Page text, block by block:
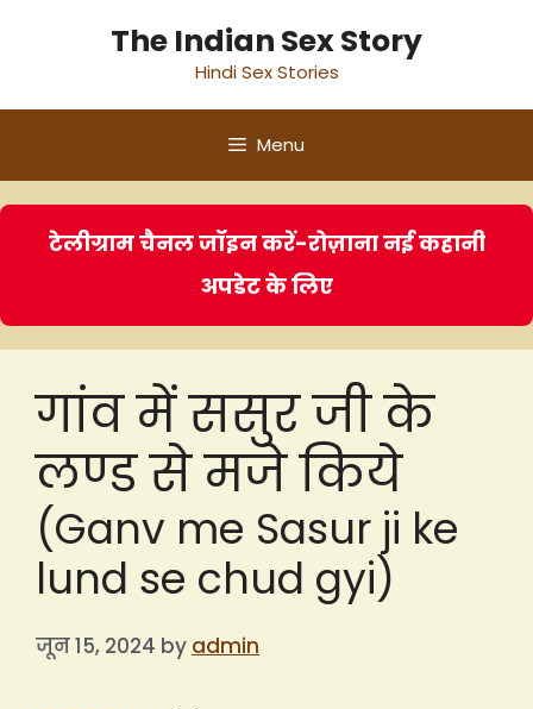
The Indian Sex Story
Hindi Sex Stories
Menu
टेलीग्राम चैनल जॉइन करें-रोज़ाना नई कहानी
अपडेट के लिए
गांव में ससुर जी के
लण्ड से मजे किये
(Ganv me Sasur ji ke
lund se chud gyi)
जून 15, 2024 by admin